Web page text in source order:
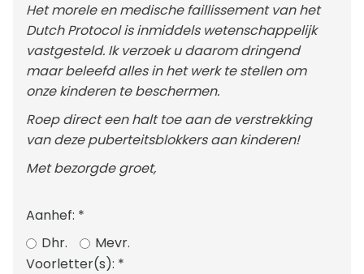
Het morele en medische faillissement van het
Dutch Protocol is inmiddels wetenschappelijk
vastgesteld. Ik verzoek u daarom dringend
maar beleefd alles in het werk te stellen om
onze kinderen te beschermen.
Roep direct een halt toe aan de verstrekking
van deze puberteitsblokkers aan kinderen!
Met bezorgde groet,
Aanhef: *
Dhr.
Mevr.
Voorletter(s): *